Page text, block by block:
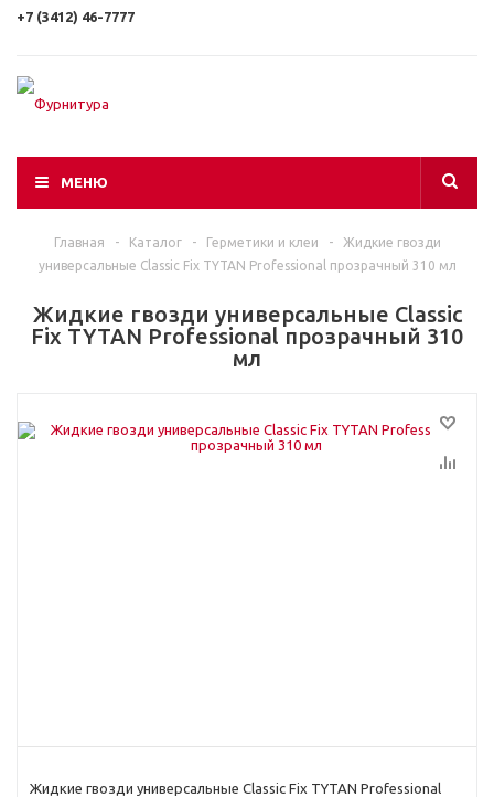
+7 (3412) 46-7777
МЕНЮ
Главная - Каталог - Герметики и клеи -
Жидкие гвозди
универсальные Classic Fix TYTAN Professional прозрачный 310 мл
Жидкие гвозди универсальные Classic
Fix TYTAN Professional прозрачный 310
мл
Жидкие гвозди универсальные Classic Fix TYTAN Professional